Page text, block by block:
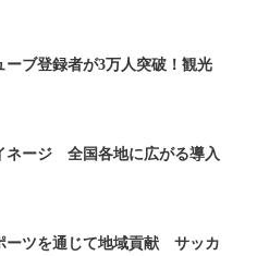
ーブ登録者が3万人突破！観光
ネージ 全国各地に広がる導入
ーツを通じて地域貢献 サッカ